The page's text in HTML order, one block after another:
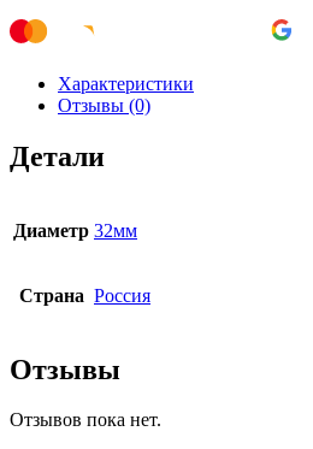
Характеристики
Отзывы (0)
Детали
Диаметр 32мм
Страна Россия
Отзывы
Отзывов пока нет.